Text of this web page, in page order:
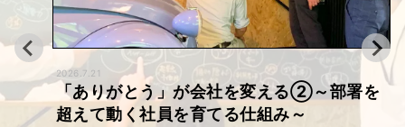
2026.7.21
「ありがとう」が会社を変える①～創業14
0年企業・カクイチの現場改革～